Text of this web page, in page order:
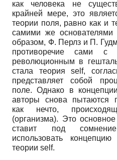
как человека не
крайней мере, это
теории поля, равно как и
самими же основателями
образом, Ф. Перлз и П.
противоречие сами с
революционным в
стала теория self,
представляет собой
поле. Однако в
авторы снова пытаются
как нечто,
(организма). Это основное
ставит под
использовать
теории self.